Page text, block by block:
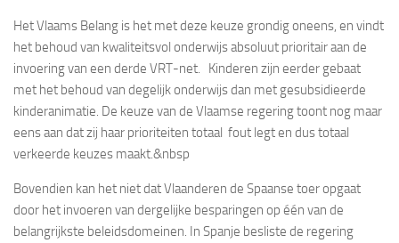
Het Vlaams Belang is het met deze keuze grondig oneens, en vindt
het behoud van kwaliteitsvol onderwijs absoluut prioritair aan de
invoering van een derde VRT-net. Kinderen zijn eerder gebaat
met het behoud van degelijk onderwijs dan met gesubsidieerde
kinderanimatie. De keuze van de Vlaamse regering toont nog maar
eens aan dat zij haar prioriteiten totaal fout legt en dus totaal
verkeerde keuzes maakt.&nbsp
Bovendien kan het niet dat Vlaanderen de Spaanse toer opgaat
door het invoeren van dergelijke besparingen op één van de
belangrijkste beleidsdomeinen. In Spanje besliste de regering